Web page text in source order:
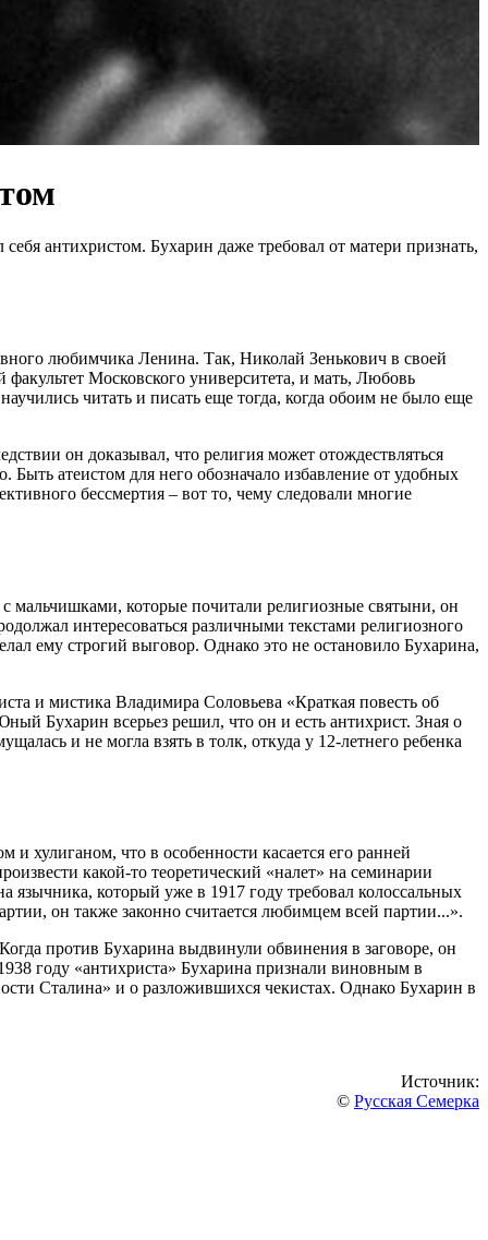
антихристом. Бухарин даже требовал от матери признать,
любимчика Ленина. Так, Николай Зенькович в своей
Московского университета, и мать, Любовь
читать и писать еще тогда, когда обоим не было еще
он доказывал, что религия может отождествляться
атеистом для него обозначало избавление от удобных
бессмертия – вот то, чему следовали многие
мальчишками, которые почитали религиозные святыни, он
интересоваться различными текстами религиозного
ему строгий выговор. Однако это не остановило Бухарина,
и мистика Владимира Соловьева «Краткая повесть об
Бухарин всерьез решил, что он и есть антихрист. Зная о
и не могла взять в толк, откуда у 12-летнего ребенка
хулиганом, что в особенности касается его ранней
какой-то теоретический «налет» на семинарии
который уже в 1917 году требовал колоссальных
он также законно считается любимцем всей партии...».
против Бухарина выдвинули обвинения в заговоре, он
году «антихриста» Бухарина признали виновным в
Сталина» и о разложившихся чекистах. Однако Бухарин в
Источник:
© Русская Семерка